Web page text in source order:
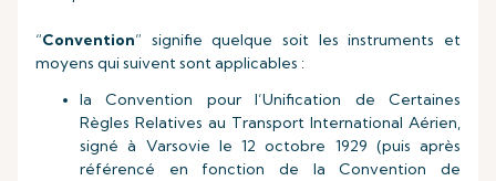
“Convention” signifie quelque soit les instruments et
moyens qui suivent sont applicables :
la Convention pour l’Unification de Certaines
Règles Relatives au Transport International Aérien,
signé à Varsovie le 12 octobre 1929 (puis après
référencé en fonction de la Convention de